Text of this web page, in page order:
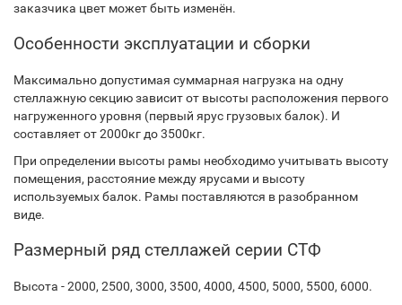
заказчика цвет может быть изменён.
Особенности эксплуатации и сборки
Максимально допустимая суммарная нагрузка на одну
стеллажную секцию зависит от высоты расположения первого
нагруженного уровня (первый ярус грузовых балок). И
составляет от 2000кг до 3500кг.
При определении высоты рамы необходимо учитывать высоту
помещения, расстояние между ярусами и высоту
используемых балок. Рамы поставляются в разобранном
виде.
Размерный ряд стеллажей серии СТФ
Высота - 2000, 2500, 3000, 3500, 4000, 4500, 5000, 5500, 6000.